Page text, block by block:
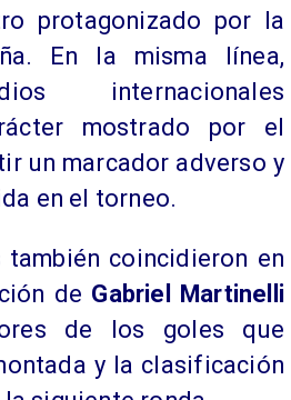
protagonizado por la
En la misma línea,
internacionales
mostrado por el
un marcador adverso y
en el torneo.
también coincidieron en
de Gabriel Martinelli
de los goles que
y la clasificación